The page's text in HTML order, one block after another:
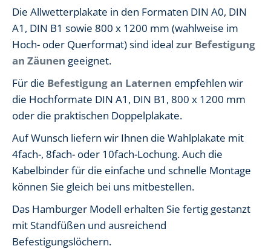
Die Allwetterplakate in den Formaten DIN A0, DIN
A1, DIN B1 sowie 800 x 1200 mm (wahlweise im
Hoch- oder Querformat) sind ideal zur Befestigung
an Zäunen geeignet.
Für die Befestigung an Laternen empfehlen wir
die Hochformate DIN A1, DIN B1, 800 x 1200 mm
oder die praktischen Doppelplakate.
Auf Wunsch liefern wir Ihnen die Wahlplakate mit
4fach-, 8fach- oder 10fach-Lochung. Auch die
Kabelbinder für die einfache und schnelle Montage
können Sie gleich bei uns mitbestellen.
Das Hamburger Modell erhalten Sie fertig gestanzt
mit Standfüßen und ausreichend
Befestigungslöchern.